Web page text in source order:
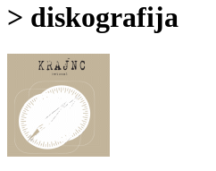
> diskografija